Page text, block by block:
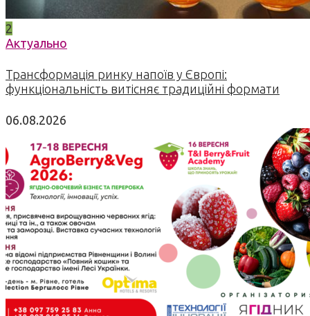
2
Актуально
Трансформація ринку напоїв у Європі:
функціональність витісняє традиційні формати
06.08.2026